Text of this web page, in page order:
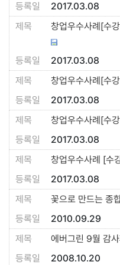
2017.03.08
창업우수사례[수
2017.03.08
창업우수사례[수
2017.03.08
창업우수사례[수
2017.03.08
창업우수사례 [수
2017.03.08
꽃으로 만드는 종
2010.09.29
에버그린 9월 감
2008.10.20